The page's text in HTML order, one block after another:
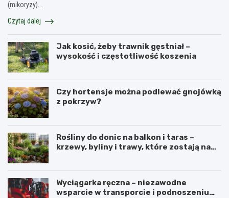
(mikoryzy)…
Czytaj dalej
Jak kosić, żeby trawnik gęstniał –
wysokość i częstotliwość koszenia
Czy hortensje można podlewać gnojówką
z pokrzyw?
Rośliny do donic na balkon i taras –
krzewy, byliny i trawy, które zostają na
Wyciągarka ręczna – niezawodne
wsparcie w transporcie i podnoszeniu